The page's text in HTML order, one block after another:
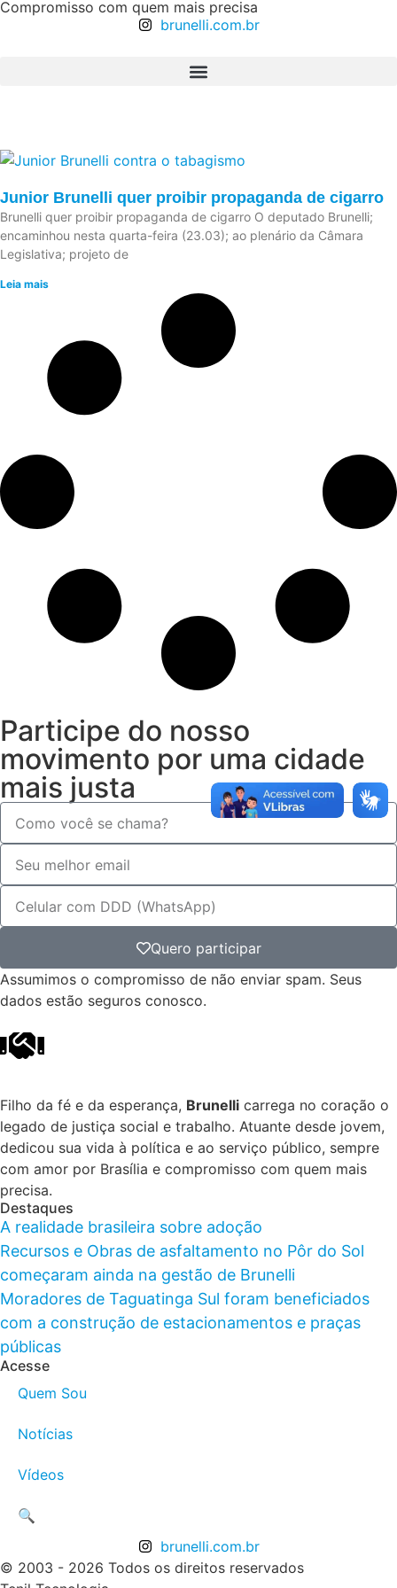
Compromisso com quem mais precisa
brunelli.com.br
Junior Brunelli quer proibir propaganda de cigarro
Brunelli quer proibir propaganda de cigarro O deputado Brunelli;
encaminhou nesta quarta-feira (23.03); ao plenário da Câmara
Legislativa; projeto de
Leia mais
Participe do nosso
movimento por uma cidade
mais justa
Quero participar
Assumimos o compromisso de não enviar spam. Seus
dados estão seguros conosco.
Filho da fé e da esperança, Brunelli carrega no coração o
legado de justiça social e trabalho. Atuante desde jovem,
dedicou sua vida à política e ao serviço público, sempre
com amor por Brasília e compromisso com quem mais
precisa.
Destaques
A realidade brasileira sobre adoção
Recursos e Obras de asfaltamento no Pôr do Sol
começaram ainda na gestão de Brunelli
Moradores de Taguatinga Sul foram beneficiados
com a construção de estacionamentos e praças
públicas
Acesse
Quem Sou
Notícias
Vídeos
🔍
brunelli.com.br
© 2003 - 2026 Todos os direitos reservados